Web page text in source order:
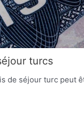
turcs
de séjour turc peut